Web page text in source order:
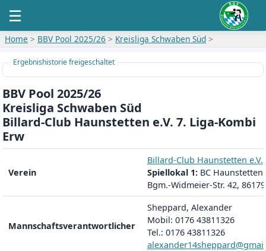
☰
Home > BBV Pool 2025/26 > Kreisliga Schwaben Süd >
Ergebnishistorie freigeschaltet
BBV Pool 2025/26
Kreisliga Schwaben Süd
Billard-Club Haunstetten e.V. 7. Liga-Kombi
Erw
Verein
Billard-Club Haunstetten e.V.
Spiellokal 1:BC Haunstetten
Bgm.-Widmeier-Str. 42,
Mannschaftsverantwortlicher
Sheppard, Alexander
Mobil: 0176 43811326
Tel.: 0176 43811326